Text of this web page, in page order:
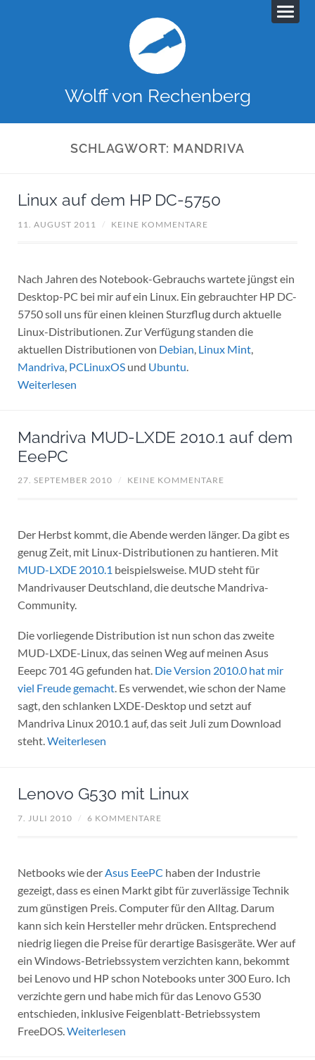
Wolff von Rechenberg
SCHLAGWORT: MANDRIVA
Linux auf dem HP DC-5750
11. AUGUST 2011 / KEINE KOMMENTARE
Nach Jahren des Notebook-Gebrauchs wartete jüngst ein
Desktop-PC bei mir auf ein Linux. Ein gebrauchter HP DC-
5750 soll uns für einen kleinen Sturzflug durch aktuelle
Linux-Distributionen. Zur Verfügung standen die
aktuellen Distributionen von Debian Linux Mint,
Mandriva, PCLinuxOSund Ubuntu
Weiterlesen
Mandriva MUD-LXDE 2010.1 auf dem
EeePC
27. SEPTEMBER 2010 / KEINE KOMMENTARE
Der Herbst kommt, die Abende werden länger. Da gibt es
genug Zeit, mit Linux-Distributionen zu hantieren. Mit
MUD-LXDE 2010.1 beispielsweise. MUD steht für
Mandrivauser Deutschland, die deutsche Mandriva-
Community.
Die vorliegende Distribution ist nun schon das zweite
MUD-LXDE-Linux, das seinen Weg auf meinen Asus
Eeepc 701 4G gefunden hat. Die Version 2010.0 hat mir
viel Freude gemacht. Es verwendet, wie schon der Name
sagt, den schlanken LXDE-Desktop und setzt auf
Mandriva Linux 2010.1 auf, das seit Juli zum Download
steht.Weiterlesen
Lenovo G530 mit Linux
7. JULI 2010 / 6 KOMMENTARE
Netbooks wie der Asus EeePC haben der Industrie
gezeigt, dass es einen Markt gibt für zuverlässige Technik
zum günstigen Preis. Computer für den Alltag. Darum
kann sich kein Hersteller mehr drücken. Entsprechend
niedrig liegen die Preise für derartige Basisgeräte. Wer auf
ein Windows-Betriebssystem verzichten kann, bekommt
bei Lenovo und HP schon Notebooks unter 300 Euro. Ich
verzichte gern und habe mich für das Lenovo G530
entschieden, inklusive Feigenblatt-Betriebssystem
FreeDOS. Weiterlesen